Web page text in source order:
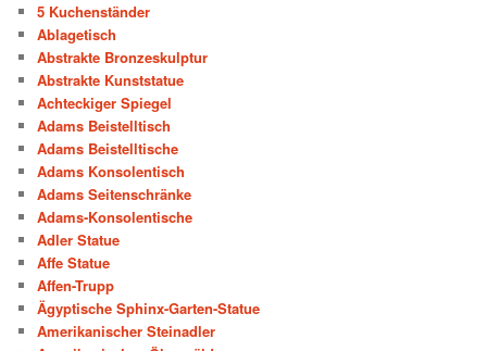
5 Kuchenständer
Ablagetisch
Abstrakte Bronzeskulptur
Abstrakte Kunststatue
Achteckiger Spiegel
Adams Beistelltisch
Adams Beistelltische
Adams Konsolentisch
Adams Seitenschränke
Adams-Konsolentische
Adler Statue
Affe Statue
Affen-Trupp
Ägyptische Sphinx-Garten-Statue
Amerikanischer Steinadler